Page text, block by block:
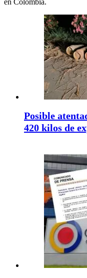
en Colombia.
Posible
420 kilos de